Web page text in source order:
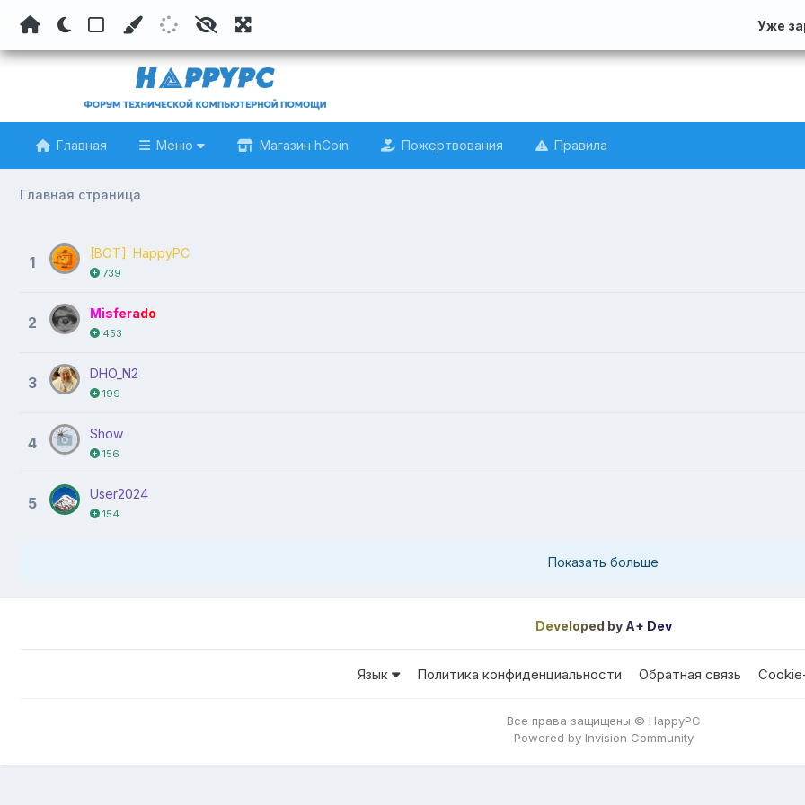
Уже
Главная Меню Магазин hCoin Пожертвования Правила
Главная страница
1
[BOT]: HappyPC
739
2
Misferado
453
3
DHO_N2
199
4
Show
156
5
User2024
154
Показать больше
Developed by A+ Dev
Язык Политика конфиденциальности Обратная связь
Все права защищены © HappyPC
Powered by Invision Community